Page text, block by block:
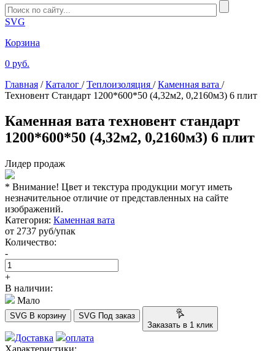
SVG
Корзина
0 руб.
Главная / Каталог / Теплоизоляция / Каменная вата /
Техновент Стандарт 1200*600*50 (4,32м2, 0,2160м3) 6 плит
Каменная вата техновент стандарт
1200*600*50 (4,32м2, 0,2160м3) 6 плит
Лидер продаж
* Внимание! Цвет и текстура продукции могут иметь
незначительное отличие от представленных на сайте
изображений.
Категория: Каменная вата
от 2737 руб/упак
Количество:
-
+
В наличии:
Мало
SVG В корзину SVG Под заказ
Заказать в 1 клик
Доставка
оплата